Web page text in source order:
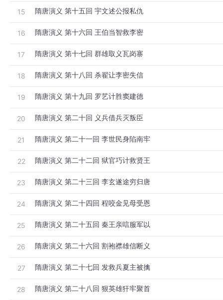
15 隋唐演义 第十五回 宇文述公报私仇
16 隋唐演义 第十六回 王伯当智救李密
17 隋唐演义 第十七回 群雄取义瓦岗寨
18 隋唐演义 第十八回 杀翟让李密失信
19 隋唐演义 第十九回 罗艺计胜窦建德
20 隋唐演义 第二十回 义兵借兵灭叛臣
21 隋唐演义 第二十一回 李世民身陷南牢
22 隋唐演义 第二十二回 狱官巧计救贤王
23 隋唐演义 第二十三回 李玄遂途穷归唐
24 隋唐演义 第二十四回 程咬金见母受恩
25 隋唐演义 第二十五回 秦王亲唁服军以
26 隋唐演义 第二十六回 割袍襟雄信断义
27 隋唐演义 第二十七回 发救兵夏主被擒
28 隋唐演义 第二十八回 狠英雄犴牢聚首